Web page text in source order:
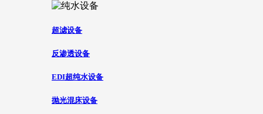
超滤设备
反渗透设备
EDI超纯水设备
抛光混床设备